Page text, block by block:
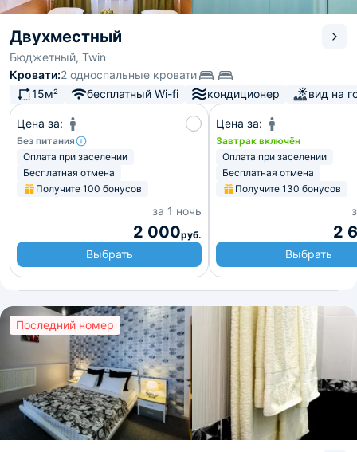
Двухместный
Бюджетный, Twin
Кровати:2 односпальные кровати
15м²
бесплатный Wi-fi кондиционер вид на
Цена за:
Без питания
Оплата при заселении
Бесплатная отмена
Получите 100 бонусов
за 1 ночь
2 000руб.
Выбрать
Цена за:
Завтрак включён
Оплата при заселении
Бесплатная отмена
Получите 130 бонусов
2
Выбрать
Последний номер